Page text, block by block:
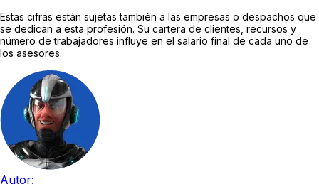
Estas cifras están sujetas también a las empresas o despachos que
se dedican a esta profesión. Su cartera de clientes, recursos y
número de trabajadores influye en el salario final de cada uno de
los asesores.
Autor: